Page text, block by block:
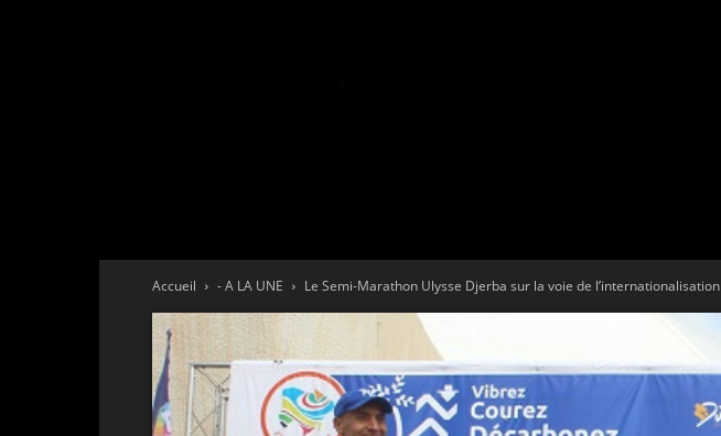
Accueil - A LA UNE Le Semi-Marathon Ulysse Djerba sur la voie de l’internationalisation